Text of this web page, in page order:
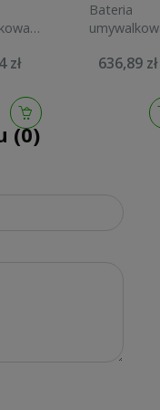
zł
Bateria
VIVENIS
636,89 zł
(0)